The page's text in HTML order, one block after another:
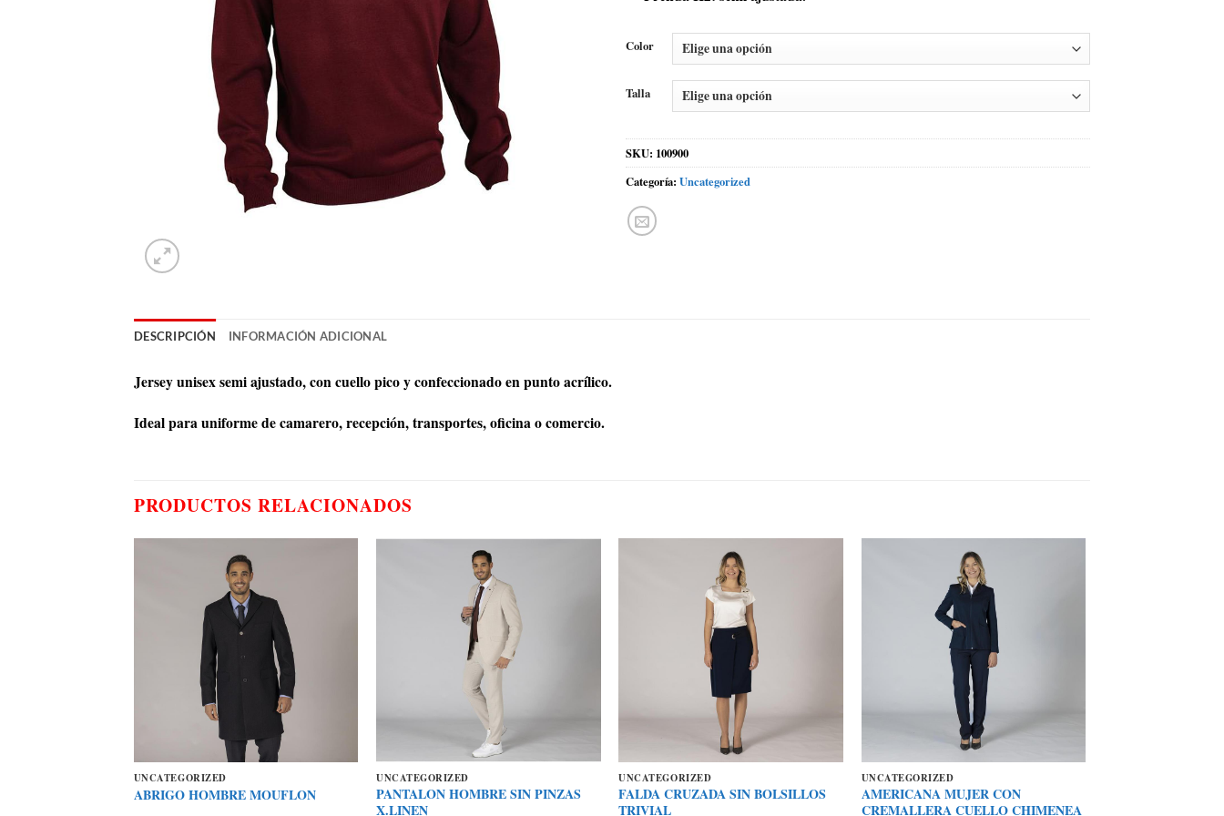
Color
Talla
SKU: 100900
Categoría: Uncategorized
DESCRIPCIÓN INFORMACIÓN ADICIONAL
Jersey unisex semi ajustado, con cuello pico y confeccionado en punto acrílico.
Ideal para uniforme de camarero, recepción, transportes, oficina o comercio.
PRODUCTOS RELACIONADOS
UNCATEGORIZED
ABRIGO HOMBRE MOUFLON
UNCATEGORIZED
PANTALON HOMBRE SIN PINZAS
X.LINEN
UNCATEGORIZED
FALDA CRUZADA SIN BOLSILLOS
TRIVIAL
UNCATEGORIZED
AMERICANA MUJER CON
CREMALLERA CUELLO CHIMENEA